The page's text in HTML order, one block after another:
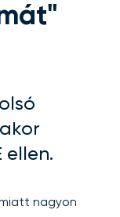
ellen.
nagyon